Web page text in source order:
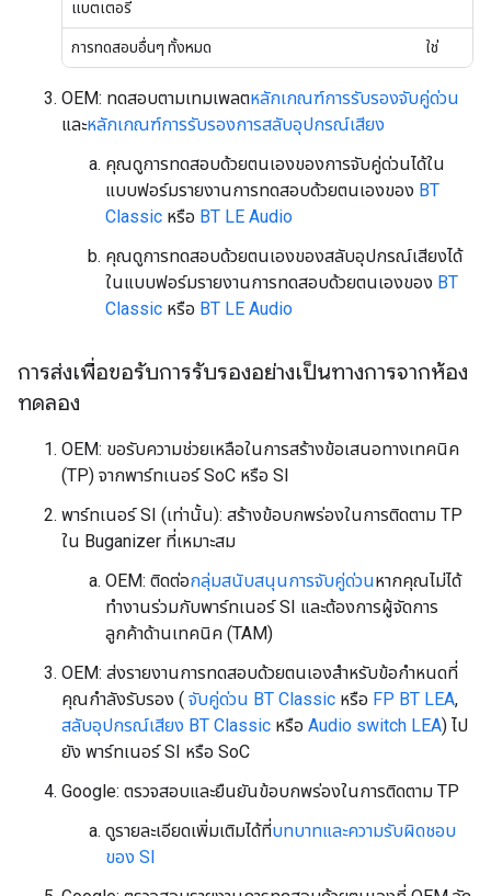
แบตเตอรี่
การทดสอบอื่นๆ ทั้งหมด ใช่
OEM: ทดสอบตามเทมเพลตหลักเกณฑ์การรับรองจับคู่ด่วน
และหลักเกณฑ์การรับรองการสลับอุปกรณ์เสียง
คุณดูการทดสอบด้วยตนเองของการจับคู่ด่วนได้ใน
แบบฟอร์มรายงานการทดสอบด้วยตนเองของ BT
Classic หรือ BT LE Audio
คุณดูการทดสอบด้วยตนเองของสลับอุปกรณ์เสียงได้
ในแบบฟอร์มรายงานการทดสอบด้วยตนเองของ BT
Classic หรือ BT LE Audio
การส่งเพื่อขอรับการรับรองอย่างเป็นทางการจากห้อง
ทดลอง
OEM: ขอรับความช่วยเหลือในการสร้างข้อเสนอทางเทคนิค
(TP) จากพาร์ทเนอร์ SoC หรือ SI
พาร์ทเนอร์ SI (เท่านั้น): สร้างข้อบกพร่องในการติดตาม TP
ใน Buganizer ที่เหมาะสม
OEM: ติดต่อกลุ่มสนับสนุนการจับคู่ด่วนหากคุณไม่ได้
ทำงานร่วมกับพาร์ทเนอร์ SI และต้องการผู้จัดการ
ลูกค้าด้านเทคนิค (TAM)
OEM: ส่งรายงานการทดสอบด้วยตนเองสำหรับข้อกำหนดที่
คุณกำลังรับรอง ( จับคู่ด่วน BT Classic หรือ FP BT LEA,
สลับอุปกรณ์เสียง BT Classic หรือ Audio switch LEA) ไป
ยัง พาร์ทเนอร์ SI หรือ SoC
Google: ตรวจสอบและยืนยันข้อบกพร่องในการติดตาม TP
ดูรายละเอียดเพิ่มเติมได้ที่บทบาทและความรับผิดชอบ
ของ SI